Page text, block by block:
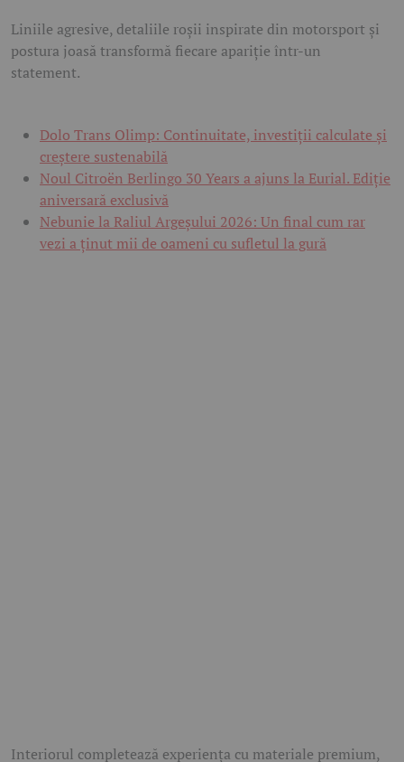
Liniile agresive, detaliile roșii inspirate din motorsport și
postura joasă transformă fiecare apariție într-un
statement.
Dolo Trans Olimp: Continuitate, investiții calculate și
creștere sustenabilă
Noul Citroën Berlingo 30 Years a ajuns la Eurial. Ediție
aniversară exclusivă
Nebunie la Raliul Argeșului 2026: Un final cum rar
vezi a ținut mii de oameni cu sufletul la gură
Interiorul completează experiența cu materiale premium,